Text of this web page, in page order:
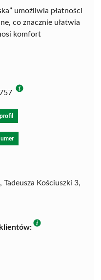
umożliwia płatności
co znacznie ułatwia
komfort
Kościuszki 3,